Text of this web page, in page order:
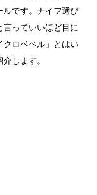
ルです。ナイフ選び
っていいほど目に
ロベベル」とはい
します。